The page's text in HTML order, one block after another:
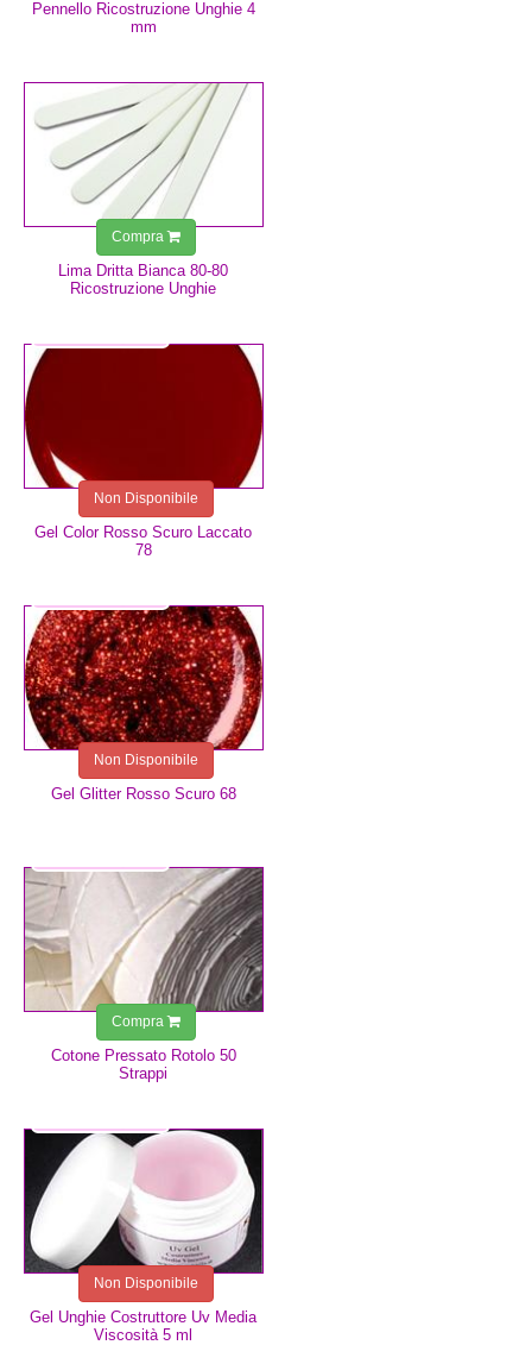
Pennello Ricostruzione Unghie 4
mm
Lima Dritta Bianca 80-80
Ricostruzione Unghie
Compra
Gel Color Rosso Scuro Laccato
78
Non Disponibile
Gel Glitter Rosso Scuro 68
Non Disponibile
Cotone Pressato Rotolo 50
Strappi
Compra
Gel Unghie Costruttore Uv Media
Viscosità 5 ml
Non Disponibile